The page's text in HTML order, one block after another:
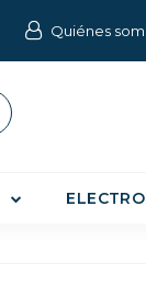
Quiénes